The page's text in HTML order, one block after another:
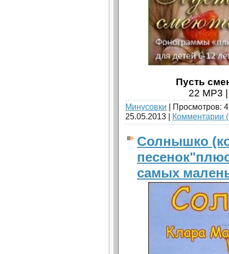
Пусть
22 MP3
Минусовки | Просмотров:
25.05.2013 | Комментарии
Солнышко
самых